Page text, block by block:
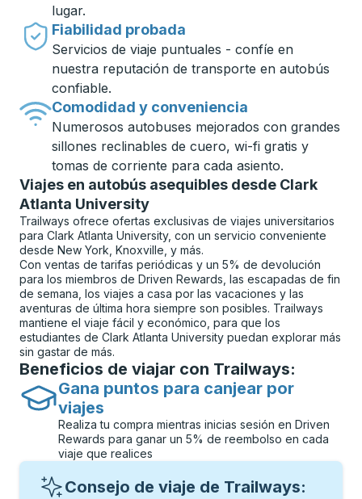
lugar.
Fiabilidad probada
Servicios de viaje puntuales - confíe en
nuestra reputación de transporte en autobús
confiable.
Comodidad y conveniencia
Numerosos autobuses mejorados con grandes
sillones reclinables de cuero, wi-fi gratis y
tomas de corriente para cada asiento.
Viajes en autobús asequibles desde Clark
Atlanta University
Trailways ofrece ofertas exclusivas de viajes universitarios
para Clark Atlanta University, con un servicio conveniente
desde New York, Knoxville, y más.
Con ventas de tarifas periódicas y un 5% de devolución
para los miembros de Driven Rewards, las escapadas de fin
de semana, los viajes a casa por las vacaciones y las
aventuras de última hora siempre son posibles. Trailways
mantiene el viaje fácil y económico, para que los
estudiantes de Clark Atlanta University puedan explorar más
sin gastar de más.
Beneficios de viajar con Trailways:
Gana puntos para canjear por
viajes
Realiza tu compra mientras inicias sesión en Driven
Rewards para ganar un 5% de reembolso en cada
viaje que realices
Consejo de viaje de Trailways: